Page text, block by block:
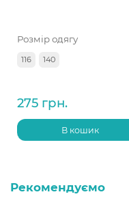
Розмір одягу
116 140
275 грн.
В кошик
Рекомендуємо